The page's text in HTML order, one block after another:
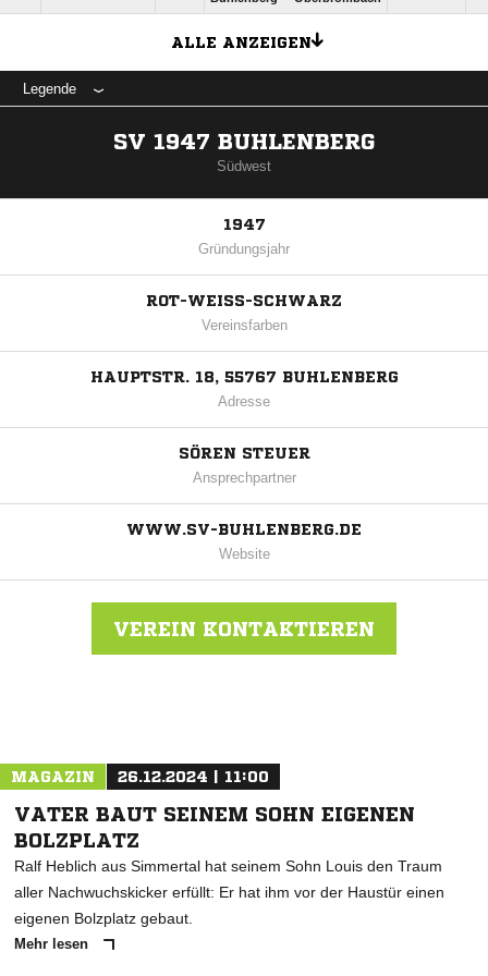
ALLE ANZEIGEN
Legende
SV 1947 BUHLENBERG
Südwest
1947
Gründungsjahr
ROT-WEISS-SCHWARZ
Vereinsfarben
HAUPTSTR. 18, 55767 BUHLENBERG
Adresse
SÖREN STEUER
Ansprechpartner
WWW.SV-BUHLENBERG.DE
Website
VEREIN KONTAKTIEREN
MAGAZIN 26.12.2024 | 11:00
VATER BAUT SEINEM SOHN EIGENEN
BOLZPLATZ
Ralf Heblich aus Simmertal hat seinem Sohn Louis den Traum
aller Nachwuchskicker erfüllt: Er hat ihm vor der Haustür einen
eigenen Bolzplatz gebaut.
Mehr lesen